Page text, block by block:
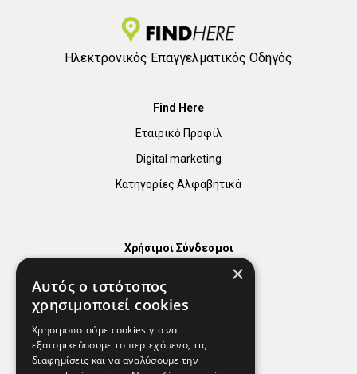
Ηλεκτρονικός Επαγγελματικός Οδηγός
Find Here
Εταιρικό Προφίλ
Digital marketing
Κατηγορίες Αλφαβητικά
Χρήσιμοι Σύνδεσμοι
Χρήσιμα Τηλέφωνα
Εφημερεύοντα Φαρμακεία
×
Αυτός ο ιστότοπος
χρησιμοποιεί cookies
Χρησιμοποιούμε cookies για να
εξατομικεύσουμε το περιεχόμενο, τις
διαφημίσεις και να αναλύσουμε την